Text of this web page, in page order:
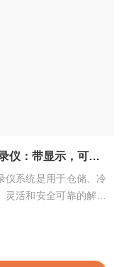
testo saveris 2-T1 无线数据记录仪：带显示，可外接2个NTC温度探头
仪系统是用于仓储、冷
活和安全可靠的解决